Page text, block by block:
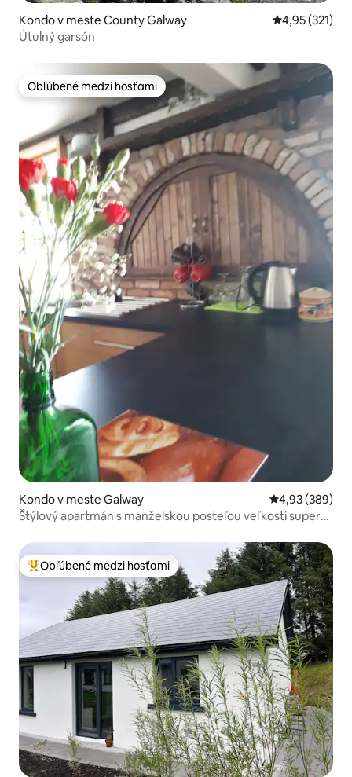
Kondo v meste County Galway Priemerné
4,95 (321)
Útulný garsón
Obľúbené medzi hosťami
Obľúbené medzi hosťami
Kondo v meste Galway Priemerné
4,93 (389)
Štýlový apartmán s manželskou posteľou veľkosti super
Najobľúbenejšie medzi hosťami
Obľúbené medzi hosťami